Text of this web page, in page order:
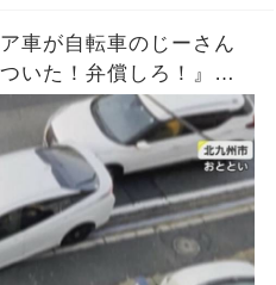
車が自転車のじーさん
いた！弁償しろ！』俺
手に警察に電話するの